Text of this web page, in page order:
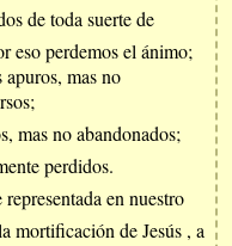
de toda suerte de
eso perdemos el ánimo;
apuros, mas no
mas no abandonados;
perdidos.
en nuestro
mortificación de Jesús , a